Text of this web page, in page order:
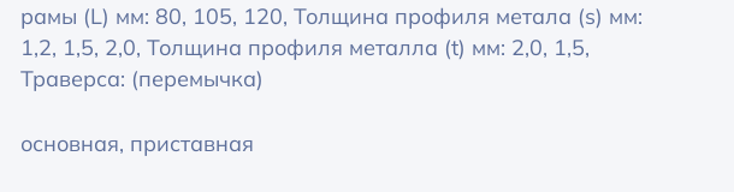
рамы (L) мм: 80, 105, 120, Толщина профиля метала (s) мм:
1,2, 1,5, 2,0, Толщина профиля металла (t) мм: 2,0, 1,5,
Траверса: (перемычка)
основная, приставная